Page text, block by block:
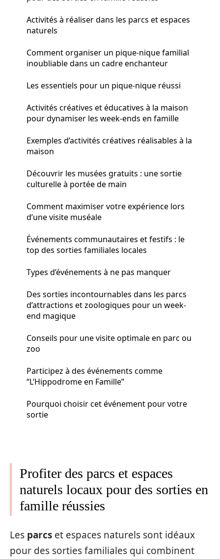
Activités à réaliser dans les parcs et espaces
naturels
Comment organiser un pique-nique familial
inoubliable dans un cadre enchanteur
Les essentiels pour un pique-nique réussi
Activités créatives et éducatives à la maison
pour dynamiser les week-ends en famille
Exemples d’activités créatives réalisables à la
maison
Découvrir les musées gratuits : une sortie
culturelle à portée de main
Comment maximiser votre expérience lors
d’une visite muséale
Événements communautaires et festifs : le
top des sorties familiales locales
Types d’événements à ne pas manquer
Des sorties incontournables dans les parcs
d’attractions et zoologiques pour un week-
end magique
Conseils pour une visite optimale en parc ou
zoo
Participez à des événements comme
“L’Hippodrome en Famille”
Pourquoi choisir cet événement pour votre
sortie
Profiter des parcs et espaces
naturels locaux pour des sorties en
famille réussies
Les parcs et espaces naturels sont idéaux
pour des sorties familiales qui combinent